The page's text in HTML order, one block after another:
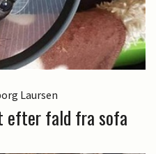
Laursen
efter fald fra sofa